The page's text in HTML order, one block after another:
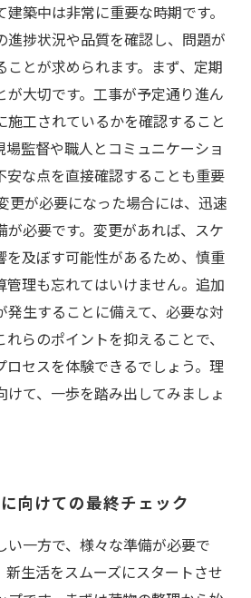
築中は非常に重要な時期です。
進捗状況や品質を確認し、問題が
ことが求められます。まず、定期
が大切です。工事が予定通り進ん
施工されているかを確認すること
監督や職人とコミュニケーショ
安な点を直接確認することも重要
更が必要になった場合には、迅速
が必要です。変更があれば、スケ
を及ぼす可能性があるため、慎重
管理も忘れてはいけません。追加
発生することに備えて、必要な対
らのポイントを抑えることで、
ロセスを体験できるでしょう。理
て、一歩を踏み出してみましょ
向けての最終チェック
い一方で、様々な準備が必要で
新生活をスムーズにスタートさせ